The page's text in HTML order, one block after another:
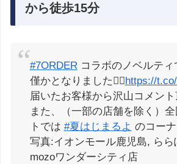
から徒歩15分
#7ORDERコラボのノベルティ
僅かとなりました🙇‍♀️https://
届いたお客様から沢山コメン
また、（一部の店舗を除く）
トでは #夏はじまるよ のコー
写真:イオンモール鹿児島, らら
mozoワンダーシティ店